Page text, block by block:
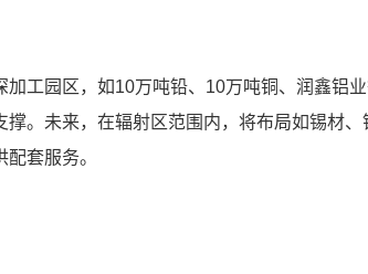
工园区，如10万吨铅、10万吨铜、润鑫铝
。未来，在辐射区范围内，将布局如锡材
套服务。